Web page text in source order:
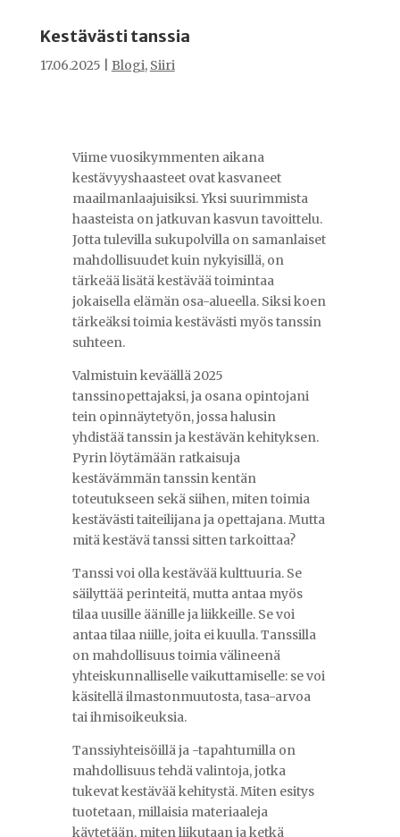
Kestävästi tanssia
17.06.2025 Blogi, Siiri
Viime vuosikymmenten aikana
kestävyyshaasteet ovat kasvaneet
maailmanlaajuisiksi. Yksi suurimmista
haasteista on jatkuvan kasvun tavoittelu.
Jotta tulevilla sukupolvilla on samanlaiset
mahdollisuudet kuin nykyisillä, on
tärkeää lisätä kestävää toimintaa
jokaisella elämän osa-alueella. Siksi koen
tärkeäksi toimia kestävästi myös tanssin
suhteen.
Valmistuin keväällä 2025
tanssinopettajaksi, ja osana opintojani
tein opinnäytetyön, jossa halusin
yhdistää tanssin ja kestävän kehityksen.
Pyrin löytämään ratkaisuja
kestävämmän tanssin kentän
toteutukseen sekä siihen, miten toimia
kestävästi taiteilijana ja opettajana. Mutta
mitä kestävä tanssi sitten tarkoittaa?
Tanssi voi olla kestävää kulttuuria. Se
säilyttää perinteitä, mutta antaa myös
tilaa uusille äänille ja liikkeille. Se voi
antaa tilaa niille, joita ei kuulla. Tanssilla
on mahdollisuus toimia välineenä
yhteiskunnalliselle vaikuttamiselle: se voi
käsitellä ilmastonmuutosta, tasa-arvoa
tai ihmisoikeuksia.
Tanssiyhteisöillä ja -tapahtumilla on
mahdollisuus tehdä valintoja, jotka
tukevat kestävää kehitystä. Miten esitys
tuotetaan, millaisia materiaaleja
käytetään, miten liikutaan ja ketkä